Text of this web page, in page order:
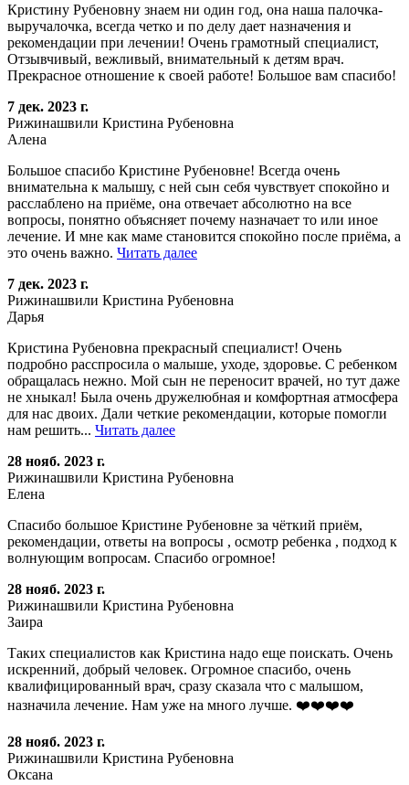
Кристину Рубеновну знаем ни один год, она наша палочка-
выручалочка, всегда четко и по делу дает назначения и
рекомендации при лечении! Очень грамотный специалист,
Отзывчивый, вежливый, внимательный к детям врач.
Прекрасное отношение к своей работе! Большое вам спасибо!
7 дек. 2023 г.
Рижинашвили Кристина Рубеновна
Алена
Большое спасибо Кристине Рубеновне! Всегда очень
внимательна к малышу, с ней сын себя чувствует спокойно и
расслаблено на приёме, она отвечает абсолютно на все
вопросы, понятно объясняет почему назначает то или иное
лечение. И мне как маме становится спокойно после приёма, а
это очень важно. Читать далее
7 дек. 2023 г.
Рижинашвили Кристина Рубеновна
Дарья
Кристина Рубеновна прекрасный специалист! Очень
подробно расспросила о малыше, уходе, здоровье. С ребенком
обращалась нежно. Мой сын не переносит врачей, но тут даже
не хныкал! Была очень дружелюбная и комфортная атмосфера
для нас двоих. Дали четкие рекомендации, которые помогли
нам решить... Читать далее
28 нояб. 2023 г.
Рижинашвили Кристина Рубеновна
Елена
Спасибо большое Кристине Рубеновне за чёткий приём,
рекомендации, ответы на вопросы , осмотр ребенка , подход к
волнующим вопросам. Спасибо огромное!
28 нояб. 2023 г.
Рижинашвили Кристина Рубеновна
Заира
Таких специалистов как Кристина надо еще поискать. Очень
искренний, добрый человек. Огромное спасибо, очень
квалифицированный врач, сразу сказала что с малышом,
назначила лечение. Нам уже на много лучше. ❤️❤️❤️❤️
28 нояб. 2023 г.
Рижинашвили Кристина Рубеновна
Оксана